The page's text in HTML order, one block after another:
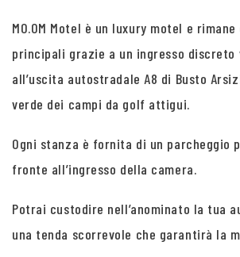
MO.OM Motel è un luxury motel e
principali grazie a un ingresso discreto
all’uscita autostradale A8 di Busto
verde dei campi da golf attigui.
Ogni stanza è fornita di un parcheggio
fronte all’ingresso della camera.
Potrai custodire nell’anominato la tua
una tenda scorrevole che garantirà la